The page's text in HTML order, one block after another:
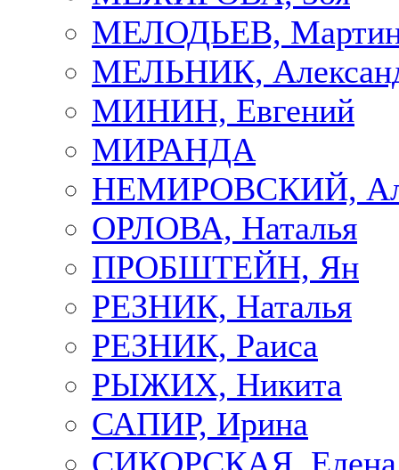
МЕЛОДЬЕВ,
МЕЛЬНИК,
МИНИН, Евгений
МИРАНДА
НЕМИРОВСКИЙ,
ОРЛОВА, Наталья
ПРОБШТЕЙН, Ян
РЕЗНИК, Наталья
РЕЗНИК, Раиса
РЫЖИХ, Никита
САПИР, Ирина